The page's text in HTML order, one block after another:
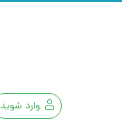
وارد شوید